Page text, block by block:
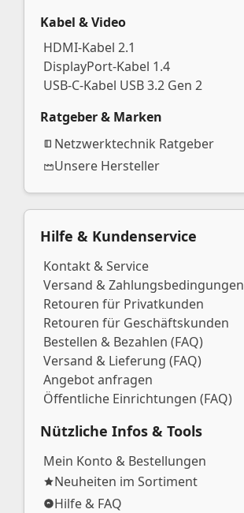
Kabel & Video
HDMI-Kabel 2.1
DisplayPort-Kabel 1.4
USB-C-Kabel USB 3.2 Gen 2
Ratgeber & Marken
Netzwerktechnik Ratgeber
Unsere Hersteller
Hilfe & Kundenservice
Kontakt & Service
Versand & Zahlungsbedingungen
Retouren für Privatkunden
Retouren für Geschäftskunden
Bestellen & Bezahlen (FAQ)
Versand & Lieferung (FAQ)
Angebot anfragen
Öffentliche Einrichtungen (FAQ)
Nützliche Infos & Tools
Mein Konto & Bestellungen
Neuheiten im Sortiment
Hilfe & FAQ